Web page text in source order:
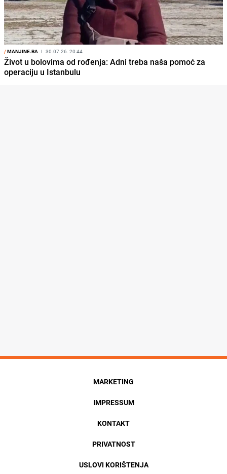
/MANJINE.BA I 30.07.26. 20:44
Život u bolovima od rođenja: Adni treba naša pomoć za
operaciju u Istanbulu
MARKETING
IMPRESSUM
KONTAKT
PRIVATNOST
USLOVI KORIŠTENJA